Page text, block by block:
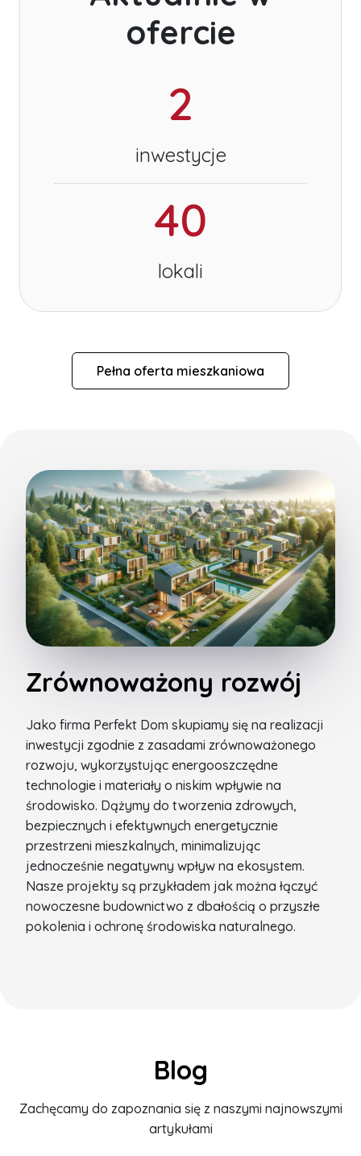
ofercie
2
inwestycje
40
lokali
Pełna oferta mieszkaniowa
Zrównoważony rozwój
Jako firma Perfekt Dom skupiamy się na realizacji
inwestycji zgodnie z zasadami zrównoważonego
rozwoju, wykorzystując energooszczędne
technologie i materiały o niskim wpływie na
środowisko. Dążymy do tworzenia zdrowych,
bezpiecznych i efektywnych energetycznie
przestrzeni mieszkalnych, minimalizując
jednocześnie negatywny wpływ na ekosystem.
Nasze projekty są przykładem jak można łączyć
nowoczesne budownictwo z dbałością o przyszłe
pokolenia i ochronę środowiska naturalnego.
Blog
Zachęcamy do zapoznania się z naszymi najnowszymi
artykułami